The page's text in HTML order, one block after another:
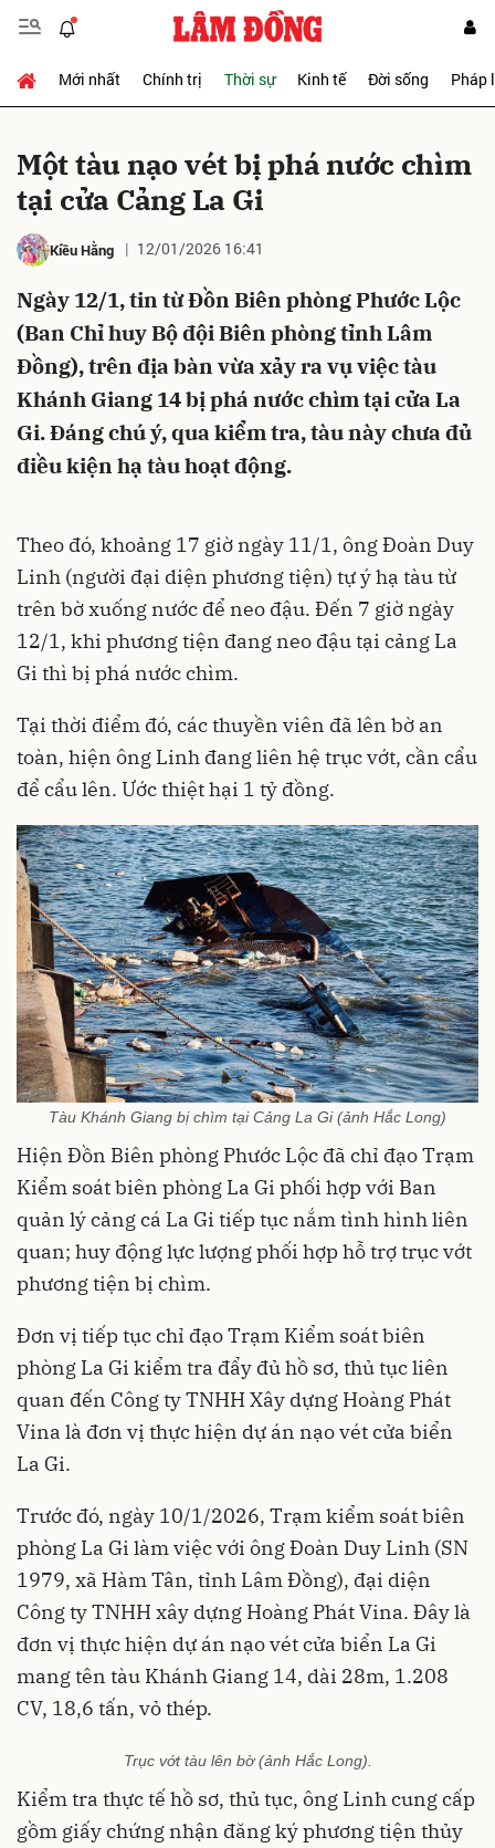
Mới nhất Chính trị Thời sự Kinh tế Đời sống Pháp
Một tàu nạo vét bị phá nước chìm
tại cửa Cảng La Gi
Kiều Hằng 12/01/2026 16:41
Ngày 12/1, tin từ Đồn Biên phòng Phước Lộc
(Ban Chỉ huy Bộ đội Biên phòng tỉnh Lâm
Đồng), trên địa bàn vừa xảy ra vụ việc tàu
Khánh Giang 14 bị phá nước chìm tại cửa La
Gi. Đáng chú ý, qua kiểm tra, tàu này chưa đủ
điều kiện hạ tàu hoạt động.
Theo đó, khoảng 17 giờ ngày 11/1, ông Đoàn Duy
Linh (người đại diện phương tiện) tự ý hạ tàu từ
trên bờ xuống nước để neo đậu. Đến 7 giờ ngày
12/1, khi phương tiện đang neo đậu tại cảng La
Gi thì bị phá nước chìm.
Tại thời điểm đó, các thuyền viên đã lên bờ an
toàn, hiện ông Linh đang liên hệ trục vớt, cần cẩu
để cẩu lên. Ước thiệt hại 1 tỷ đồng.
Tàu Khánh Giang bị chìm tại Cảng La Gi (ảnh Hắc Long)
Hiện Đồn Biên phòng Phước Lộc đã chỉ đạo Trạm
Kiểm soát biên phòng La Gi phối hợp với Ban
quản lý cảng cá La Gi tiếp tục nắm tình hình liên
quan; huy động lực lượng phối hợp hỗ trợ trục vớt
phương tiện bị chìm.
Đơn vị tiếp tục chỉ đạo Trạm Kiểm soát biên
phòng La Gi kiểm tra đẩy đủ hồ sơ, thủ tục liên
quan đến Công ty TNHH Xây dựng Hoàng Phát
Vina là đơn vị thực hiện dự án nạo vét cửa biển
La Gi.
Trước đó, ngày 10/1/2026, Trạm kiểm soát biên
phòng La Gi làm việc với ông Đoàn Duy Linh (SN
1979, xã Hàm Tân, tỉnh Lâm Đồng), đại diện
Công ty TNHH xây dựng Hoàng Phát Vina. Đây là
đơn vị thực hiện dự án nạo vét cửa biển La Gi
mang tên tàu Khánh Giang 14, dài 28m, 1.208
CV, 18,6 tấn, vỏ thép.
Trục vớt tàu lên bờ (ảnh Hắc Long).
Kiểm tra thực tế hồ sơ, thủ tục, ông Linh cung cấp
gồm giấy chứng nhận đăng ký phương tiện thủy
Gửi bình luận
Hủy Gửi